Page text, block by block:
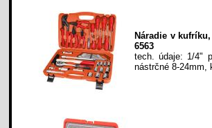
Náradie v
6563
tech. údaje: 1/4"
nástrčné 8-24mm,